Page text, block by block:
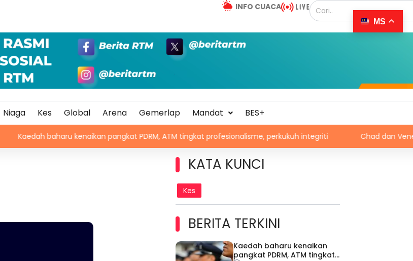
INFO CUACA
Niaga Kes Global Arena Gemerlap Mandat BES+
baharu kenaikan pangkat PDRM, ATM tingkat profesionalisme, perkukuh integriti Chad dan Venezuela
KATA KUNCI
Kes
BERITA TERKINI
Kaedah baharu kenaikan
pangkat PDRM, ATM tingkat
MS